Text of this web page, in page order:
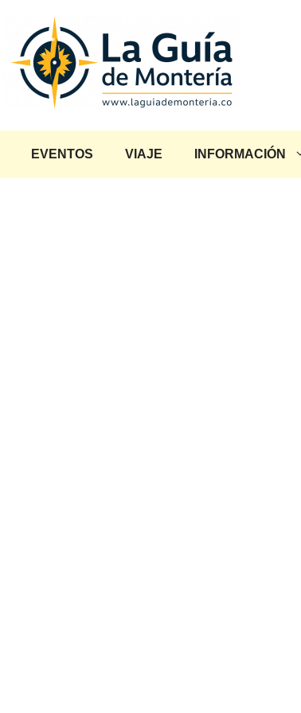
EVENTOS VIAJE INFORMACIÓN